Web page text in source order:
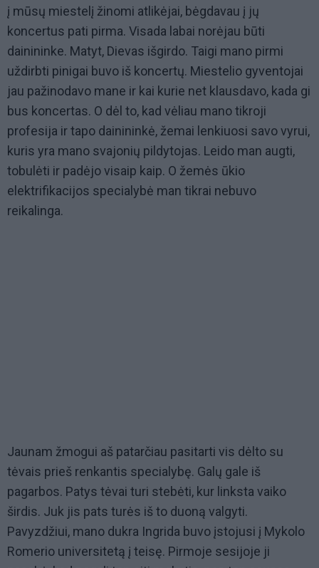
į mūsų miestelį žinomi atlikėjai, bėgdavau į jų
koncertus pati pirma. Visada labai norėjau būti
dainininke. Matyt, Dievas išgirdo. Taigi mano pirmi
uždirbti pinigai buvo iš koncertų. Miestelio gyventojai
jau pažinodavo mane ir kai kurie net klausdavo, kada gi
bus koncertas. O dėl to, kad vėliau mano tikroji
profesija ir tapo dainininkė, žemai lenkiuosi savo vyrui,
kuris yra mano svajonių pildytojas. Leido man augti,
tobulėti ir padėjo visaip kaip. O žemės ūkio
elektrifikacijos specialybė man tikrai nebuvo
reikalinga.
Jaunam žmogui aš patarčiau pasitarti vis dėlto su
tėvais prieš renkantis specialybę. Galų gale iš
pagarbos. Patys tėvai turi stebėti, kur linksta vaiko
širdis. Juk jis pats turės iš to duoną valgyti.
Pavyzdžiui, mano dukra Ingrida buvo įstojusi į Mykolo
Romerio universitetą į teisę. Pirmoje sesijoje ji